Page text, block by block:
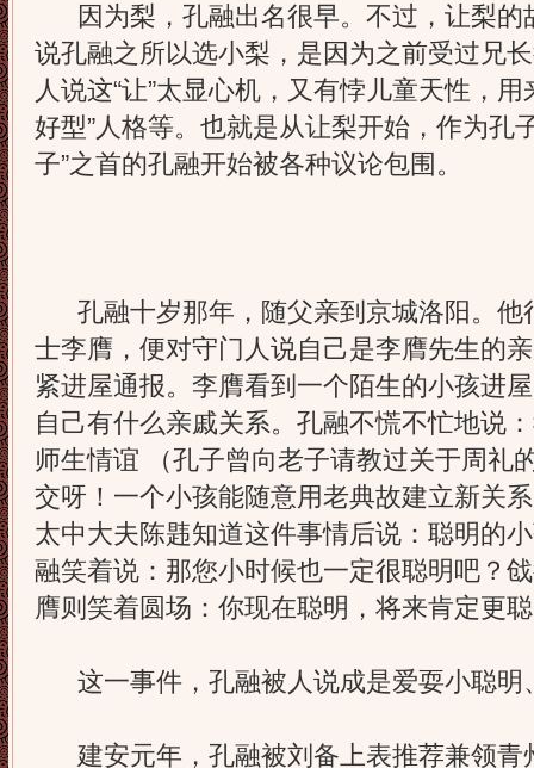
因为梨，孔融出名很早。不过，让梨的
说孔融之所以选小梨，是因为之前受过兄
人说这“让”太显心机，又有悖儿童天性，
好型”人格等。也就是从让梨开始，作为孔
子”之首的孔融开始被各种议论包围。
孔融十岁那年，随父亲到京城洛阳。他
士李膺，便对守门人说自己是李膺先生的
紧进屋通报。李膺看到一个陌生的小孩进
自己有什么亲戚关系。孔融不慌不忙地说
师生情谊 （孔子曾向老子请教过关于周礼
交呀！一个小孩能随意用老典故建立新关
太中大夫陈韪知道这件事情后说：聪明的
融笑着说：那您小时候也一定很聪明吧？
膺则笑着圆场：你现在聪明，将来肯定更
这一事件，孔融被人说成是爱耍小聪明
建安元年，孔融被刘备上表推荐兼领青